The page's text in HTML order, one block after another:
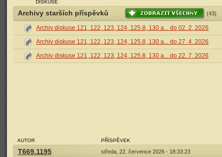
DISKUSE
Archivy starších příspěvků (43)
Archiv diskuse 121, 122, 123, 124, 125.8, 130 a... do 02. 2. 2026
Archiv diskuse 121, 122, 123, 124, 125.8, 130 a... do 27. 4. 2026
Archiv diskuse 121, 122, 123, 124, 125.8, 130 a... do 22. 7. 2026
AUTOR PŘÍSPĚVEK
T669.1195 středa, 22. července 2026 - 18:33:23